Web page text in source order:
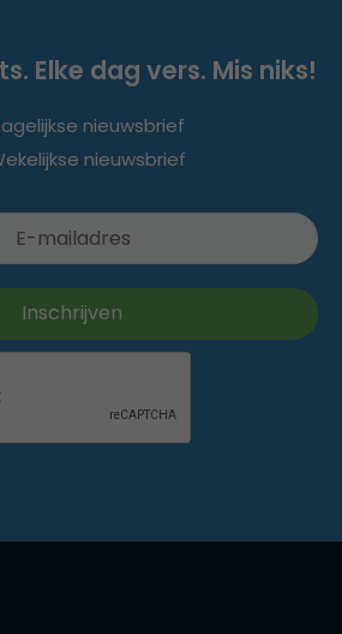
Elke dag vers. Mis niks!
nieuwsbrief
nieuwsbrief